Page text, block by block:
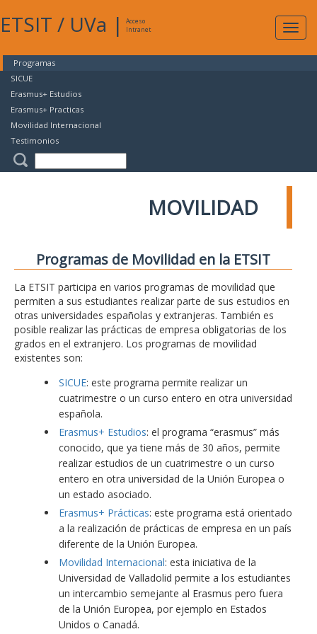
ETSIT / UVa |
Acceso
Intranet
Programas
SICUE
Erasmus+ Estudios
Erasmus+ Practicas
Movilidad Internacional
Testimonios
MOVILIDAD
Programas de Movilidad en la ETSIT
La ETSIT participa en varios programas de movilidad que
permiten a sus estudiantes realizar parte de sus estudios en
otras universidades españolas y extranjeras. También es
posible realizar las prácticas de empresa obligatorias de los
grados en el extranjero. Los programas de movilidad
existentes son:
SICUE: este programa permite realizar un
cuatrimestre o un curso entero en otra universidad
española.
Erasmus+ Estudios: el programa “erasmus” más
conocido, que ya tiene más de 30 años, permite
realizar estudios de un cuatrimestre o un curso
entero en otra universidad de la Unión Europea o
un estado asociado.
Erasmus+ Prácticas: este programa está orientado
a la realización de prácticas de empresa en un país
diferente de la Unión Europea.
Movilidad Internacional: esta iniciativa de la
Universidad de Valladolid permite a los estudiantes
un intercambio semejante al Erasmus pero fuera
de la Unión Europea, por ejemplo en Estados
Unidos o Canadá.